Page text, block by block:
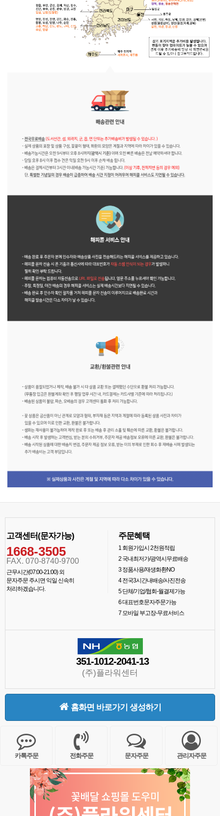
고객센터(문자가능)
1668-3505
FAX. 070-8740-9700
근무시간(07:00-21:00) 외
문자주문 주시면 익일 신속히
처리하겠습니다.
주문혜택
1 회원가입시 2천원적립
2국내최저가/광역시무료배송
3정품사용/재생화환NO
4전국3시간내배송/사진전송
5단체/기업/협회-월결제가능
6대표번호문자주문가능
7모바일 부고장-무료서비스
351-1012-2041-13
(주)플라워센터
홈화면 바로가기 생성하기
카톡주문 전화주문 문자주문 관리자주문